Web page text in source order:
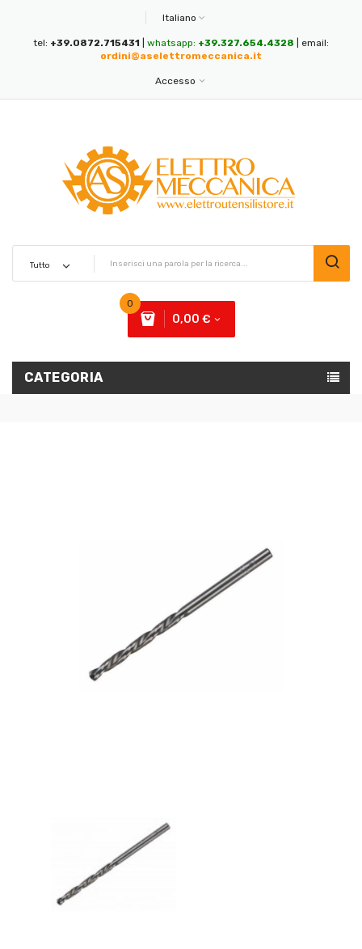
Italiano
tel: +39.0872.715431 whatsapp: +39.327.654.4328 | email:
ordini@aselettromeccanica.it
Accesso
0
0,00 €
CATEGORIA